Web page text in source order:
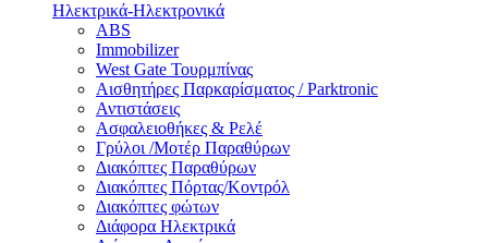
Ηλεκτρικά-Ηλεκτρονικά
ABS
Immobilizer
West Gate Τουρμπίνας
Αισθητήρες Παρκαρίσματος / Parktronic
Αντιστάσεις
Ασφαλειοθήκες & Ρελέ
Γρύλοι /Μοτέρ Παραθύρων
Διακόπτες Παραθύρων
Διακόπτες Πόρτας/Κοντρόλ
Διακόπτες φώτων
Διάφορα Ηλεκτρικά